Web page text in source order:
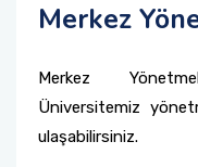
Merkez
Merkez
Üniversitemiz
ulaşabilirsiniz.